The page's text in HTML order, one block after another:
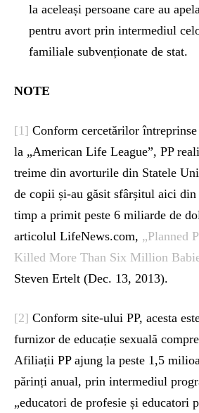
la aceleași persoane care au
pentru avort prin intermediul
familiale subvenționate de stat.
NOTE
[1] Conform cercetărilor
la „American Life League”, PP
treime din avorturile din Statele
de copii și-au găsit sfârșitul aici
timp a primit peste 6 miliarde de
articolul LifeNews.com, „Planned
Killed More Than Six Million
Steven Ertelt (Dec. 13, 2013).
[2] Conform site-ului PP, acesta
furnizor de educație sexuală
Afiliații PP ajung la peste 1,5
părinți anual, prin intermediul
„educatori de profesie și educatori